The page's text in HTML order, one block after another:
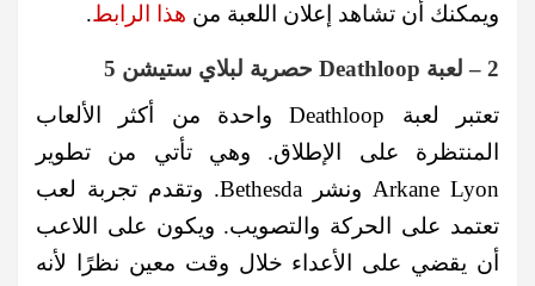
ويمكنك أن تشاهد إعلان اللعبة من هذا الرابط.
2 – لعبة Deathloop حصرية لبلاي ستيشن 5
تعتبر لعبة Deathloop واحدة من أكثر الألعاب
المنتظرة على الإطلاق. وهي تأتي من تطوير
Arkane Lyon ونشر Bethesda. وتقدم تجربة لعب
تعتمد على الحركة والتصويب. ويكون على اللاعب
أن يقضي على الأعداء خلال وقت معين نظرًا لأنه